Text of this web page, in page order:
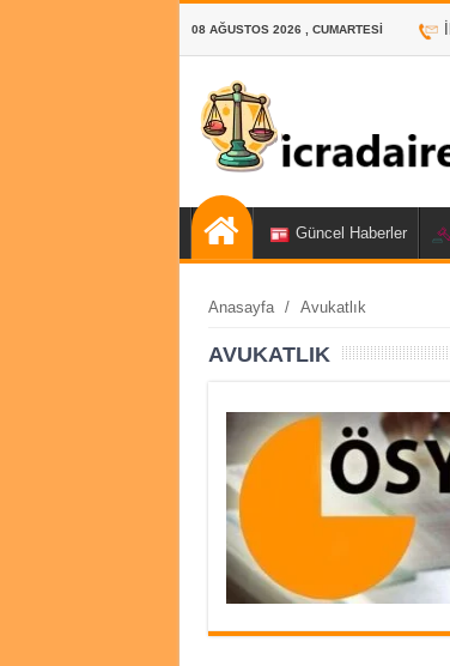
08 AĞUSTOS 2026 , CUMARTESI
Güncel Haberler
Anasayfa / Avukatlık
AVUKATLIK